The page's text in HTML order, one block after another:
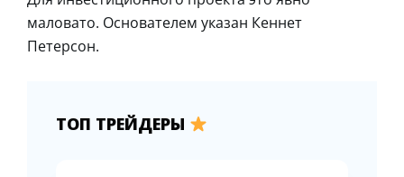
маловато. Основателем указан Кеннет
Петерсон.
ТОП ТРЕЙДЕРЫ